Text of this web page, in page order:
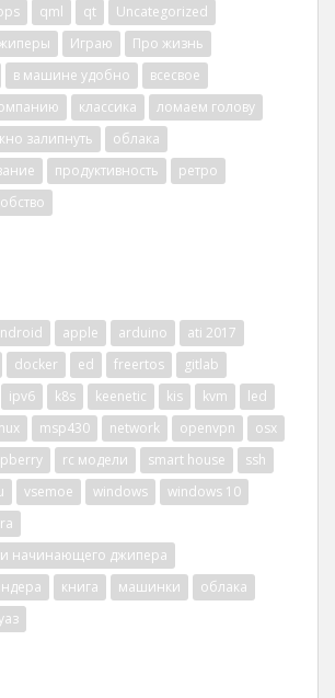
qml qt
Uncategorized
Играю
Про жизнь
в машине удобно
всесвое
классика
ломаем голову
залипнуть
облака
продуктивность
ретро
apple arduino
ati 2017
docker ed freertos
gitlab
ipv6 k8s keenetic kis kvm
led
msp430 network openvpn
osx
rc модели smart house
ssh
vsemoe windows
windows 10
начинающего джипера
книга машинки
облака